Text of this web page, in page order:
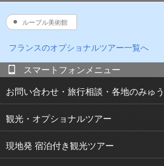
ルーブル美術館
フランスのオプショナルツアー一覧へ
スマートフォンメニュー
お問い合わせ・旅行相談・各地のみゅう
観光・オプショナルツアー
現地発 宿泊付き観光ツアー